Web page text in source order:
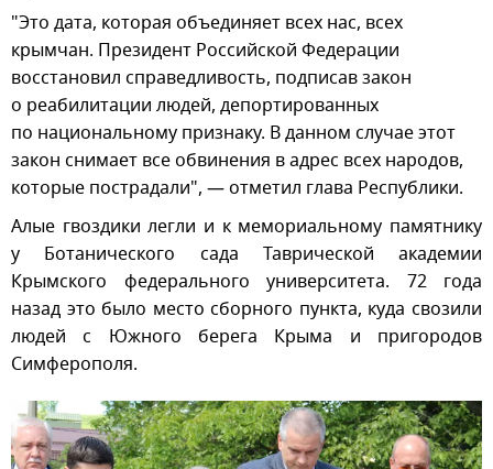
"Это дата, которая объединяет всех нас, всех
крымчан. Президент Российской Федерации
восстановил справедливость, подписав закон
о реабилитации людей, депортированных
по национальному признаку. В данном случае этот
закон снимает все обвинения в адрес всех народов,
которые пострадали", — отметил глава Республики.
Алые гвоздики легли и к мемориальному памятнику
у Ботанического сада Таврической академии
Крымского федерального университета. 72 года
назад это было место сборного пункта, куда свозили
людей с Южного берега Крыма и пригородов
Симферополя.